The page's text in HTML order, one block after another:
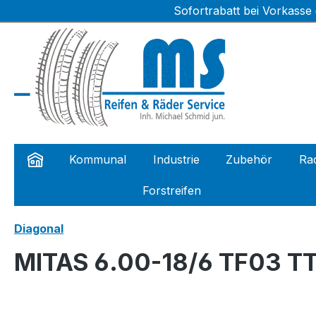
Zur Hauptnavigation springenSofortrabatt bei
Kommunal Industrie Zubehör
Forstreifen
Diagonal
MITAS 6.00-18/6 TF03